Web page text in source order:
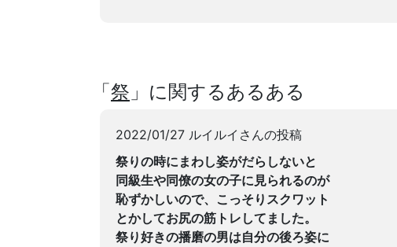
「祭 」に関するあるある
2022/01/27 ルイルイさんの投稿
祭りの時にまわし姿がだらしないと
同級生や同僚の女の子に見られるのが
恥ずかしいので、こっそりスクワット
とかしてお尻の筋トレしてました。
祭り好きの播磨の男は自分の後ろ姿に